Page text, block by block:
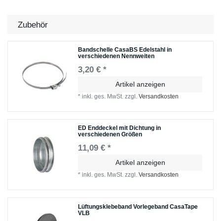
Zubehör
Bandschelle CasaBS Edelstahl in
verschiedenen Nennweiten
3,20 € *
Artikel anzeigen
*inkl. ges. MwSt. zzgl.Versandkosten
ED Enddeckel mit Dichtung in
verschiedenen Größen
11,09 € *
Artikel anzeigen
*inkl. ges. MwSt. zzgl.Versandkosten
Lüftungsklebeband Vorlegeband CasaTape
VLB